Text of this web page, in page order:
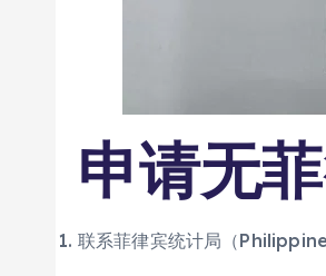
申请无
联系菲律宾统计局（